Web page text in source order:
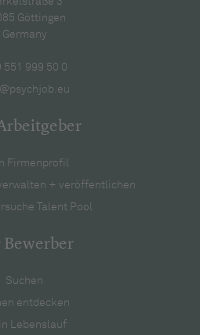
Göttingen
Germany
551 999 50 0
Firmenprofil
+ veröffentlichen
Talent Pool
Bewerber
Suchen
entdecken
Lebenslauf